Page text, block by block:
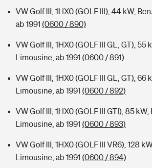
VW Golf III, 1HX0 (GOLF III), 44 kW,
ab 1991 (0600 / 890)
VW Golf III, 1HX0 (GOLF III GL, GT), 55
Limousine, ab 1991 (0600 / 891)
VW Golf III, 1HX0 (GOLF III GL, GT), 66
Limousine, ab 1991 (0600 / 892)
VW Golf III, 1HX0 (GOLF III GTI), 85 kW,
Limousine, ab 1991 (0600 / 893)
VW Golf III, 1HX0 (GOLF III VR6), 128
Limousine, ab 1991 (0600 / 894)